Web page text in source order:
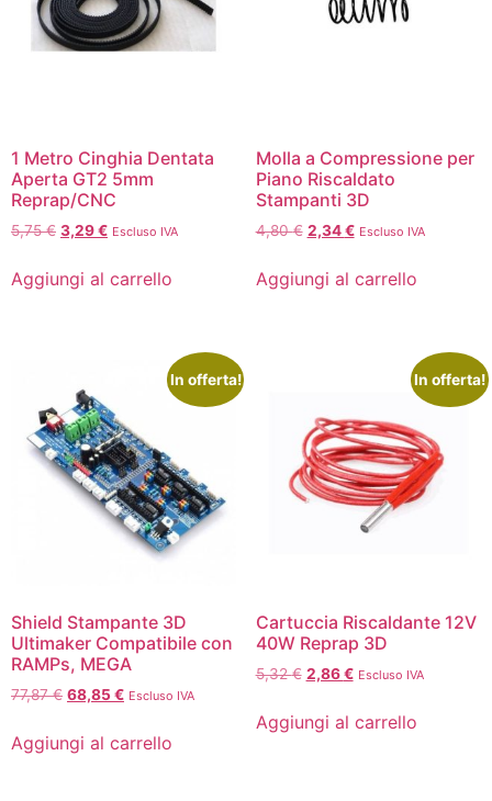
1 Metro Cinghia Dentata
Aperta GT2 5mm
Reprap/CNC
5,75€ 3,29€ Escluso IVA
Aggiungi al carrello
Molla a Compressione per
Piano Riscaldato
Stampanti 3D
4,80€ 2,34€ Escluso IVA
Aggiungi al carrello
In offerta!
Shield Stampante 3D
Ultimaker Compatibile con
RAMPs, MEGA
77,87€ 68,85€ Escluso IVA
Aggiungi al carrello
In offerta!
Cartuccia Riscaldante 12V
40W Reprap 3D
5,32€ 2,86€ Escluso IVA
Aggiungi al carrello